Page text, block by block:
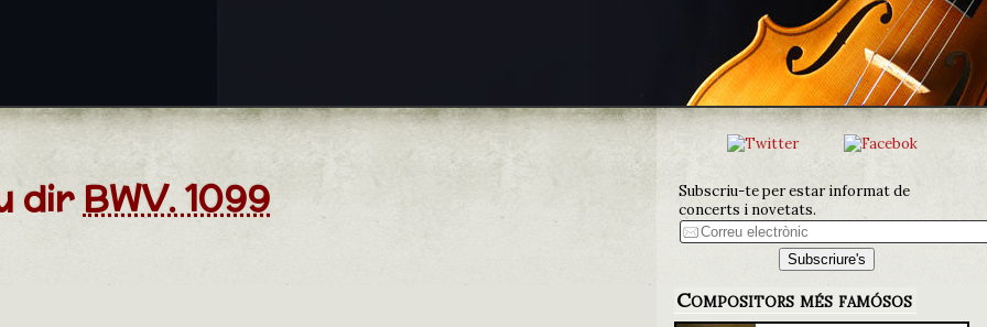
dir BWV. 1099
Subscriu-te per estar informat de
concerts i novetats.
Compositors més famósos